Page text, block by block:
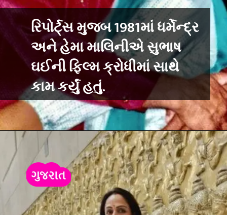
રિપોર્ટ્સ મુજબ 1981માં ધર્મેન્દ્ર
અને હેમા માલિનીએ સુભાષ
ઘઈની ફિલ્મ ક્રોધીમાં સાથે
કામ કર્યું હતું.